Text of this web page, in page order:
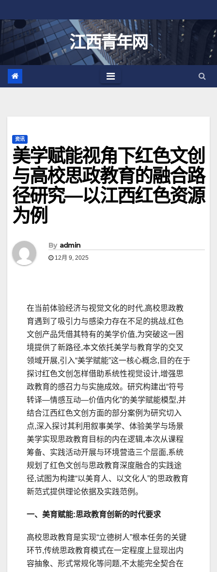
至
江西青年网
资讯
美学赋能视角下红色文创
与高校思政教育的融合路
径研究—以江西红色资源
为例
By admin
12月 9, 2025
在当前体验经济与视觉文化的时代,高校思政教
育遇到了吸引力与感染力存在不足的挑战,红色
文创产品凭借其特有的美学价值,为突破这一困
境提供了新路径,本文依托美学与教育学的交叉
领域开展,引入“美学赋能”这一核心概念,目的在于
探讨红色文创怎样借助系统性视觉设计,增强思
政教育的感召力与实施成效。研究构建出“符号
转译—情感互动—价值内化”的美学赋能模型,并
结合江西红色文创方面的部分案例为研究切入
点,深入探讨其利用叙事美学、体验美学与场景
美学实现思政教育目标的内在逻辑,本次从课程
筹备、实践活动开展与环境营造三个层面,系统
规划了红色文创与思政教育深度融合的实践途
径,试图为构建“以美育人、以文化人”的思政教育
新范式提供理论依据及实践范例。
一、美育赋能:思政教育创新的时代要求
高校思政教育是实现“立德树人”根本任务的关键
环节,传统思政教育模式在一定程度上显现出内
容抽象、形式常规化等问题,不太能完全契合在